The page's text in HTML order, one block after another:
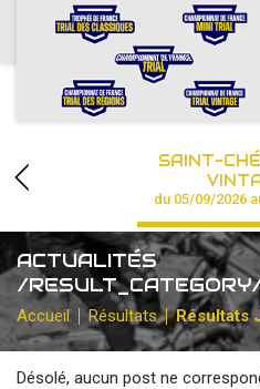
ACCUEIL
CALENDRIER
CHAMPIONNAT
RÉSULTATS
PHOTOS / VIDÉOS
PARTENAIRES
SAINT-
du 05/09/2026
ACTUALITÉS
/
Accueil Résultats Résultats
Désolé, aucun post ne